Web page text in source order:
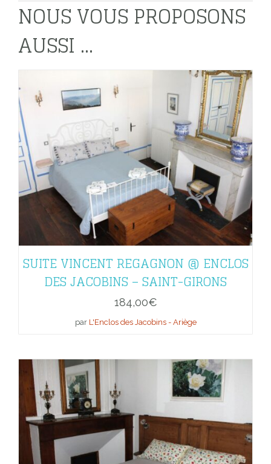
NOUS VOUS PROPOSONS
AUSSI ...
SUITE VINCENT REGAGNON @ ENCLOS
DES JACOBINS – SAINT-GIRONS
184,00€
par L'Enclos des Jacobins - Ariège